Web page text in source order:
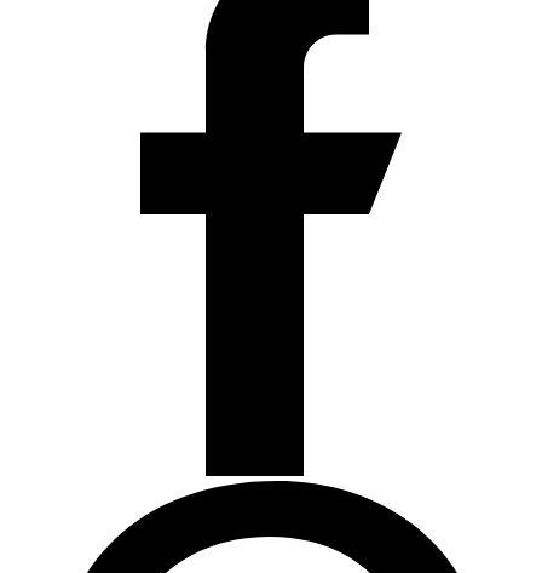
Termostatos y Valvulas